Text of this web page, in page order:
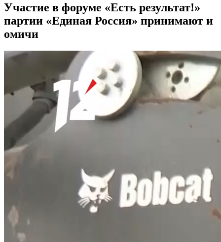
Участие в форуме «Есть результат!»
партии «Единая Россия» принимают и
омичи